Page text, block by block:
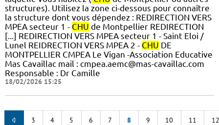
structures). Utilisez la zone ci-dessous pour connaître
la structure dont vous dépendez : REDIRECTION VERS
MPEA secteur 1 - CHU de Montpellier REDIRECTION
[...] REDIRECTION VERS MPEA secteur 1 - Saint Eloi /
Lunel REIDRECTION VERS MPEA 2 - CHU DE
MONTPELLIER CMPEA Le Vigan -Association Educative
Mas Cavaillac mail : cmpea.aemc@mas-cavaillac.com
Responsable : Dr Camille
18/02/2026 15:25
3 4 5 6 7 8 9 10 11 12